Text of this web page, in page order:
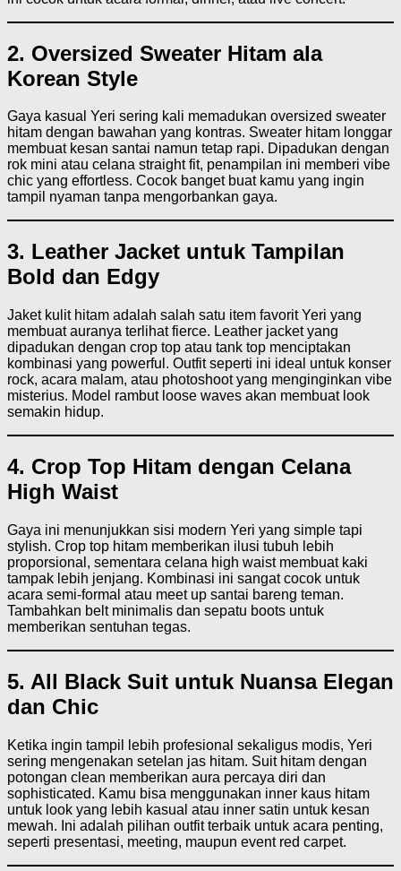
2. Oversized Sweater Hitam ala
Korean Style
Gaya kasual Yeri sering kali memadukan oversized sweater
hitam dengan bawahan yang kontras. Sweater hitam longgar
membuat kesan santai namun tetap rapi. Dipadukan dengan
rok mini atau celana straight fit, penampilan ini memberi vibe
chic yang effortless. Cocok banget buat kamu yang ingin
tampil nyaman tanpa mengorbankan gaya.
3. Leather Jacket untuk Tampilan
Bold dan Edgy
Jaket kulit hitam adalah salah satu item favorit Yeri yang
membuat auranya terlihat fierce. Leather jacket yang
dipadukan dengan crop top atau tank top menciptakan
kombinasi yang powerful. Outfit seperti ini ideal untuk konser
rock, acara malam, atau photoshoot yang menginginkan vibe
misterius. Model rambut loose waves akan membuat look
semakin hidup.
4. Crop Top Hitam dengan Celana
High Waist
Gaya ini menunjukkan sisi modern Yeri yang simple tapi
stylish. Crop top hitam memberikan ilusi tubuh lebih
proporsional, sementara celana high waist membuat kaki
tampak lebih jenjang. Kombinasi ini sangat cocok untuk
acara semi-formal atau meet up santai bareng teman.
Tambahkan belt minimalis dan sepatu boots untuk
memberikan sentuhan tegas.
5. All Black Suit untuk Nuansa Elegan
dan Chic
Ketika ingin tampil lebih profesional sekaligus modis, Yeri
sering mengenakan setelan jas hitam. Suit hitam dengan
potongan clean memberikan aura percaya diri dan
sophisticated. Kamu bisa menggunakan inner kaus hitam
untuk look yang lebih kasual atau inner satin untuk kesan
mewah. Ini adalah pilihan outfit terbaik untuk acara penting,
seperti presentasi, meeting, maupun event red carpet.